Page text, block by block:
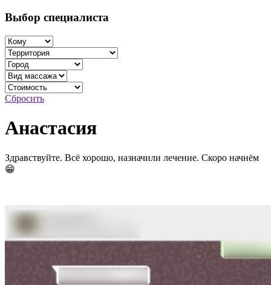
Выбор специалиста
Сбросить
Анастасия
Здравствуйте. Всё хорошо, назначили лечение. Скоро начнём
😁